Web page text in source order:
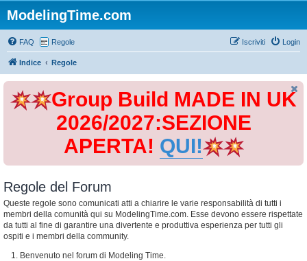
ModelingTime.com
FAQ Regole Login
Iscriviti
Indice Regole
Group Build MADE IN UK
2026/2027:SEZIONE
APERTA! QUI!
Regole del Forum
Queste regole sono comunicati atti a chiarire le varie responsabilità di tutti i
membri della comunità qui su ModelingTime.com. Esse devono essere rispettate
da tutti al fine di garantire una divertente e produttiva esperienza per tutti gli
ospiti e i membri della community.
Benvenuto nel forum di Modeling Time.